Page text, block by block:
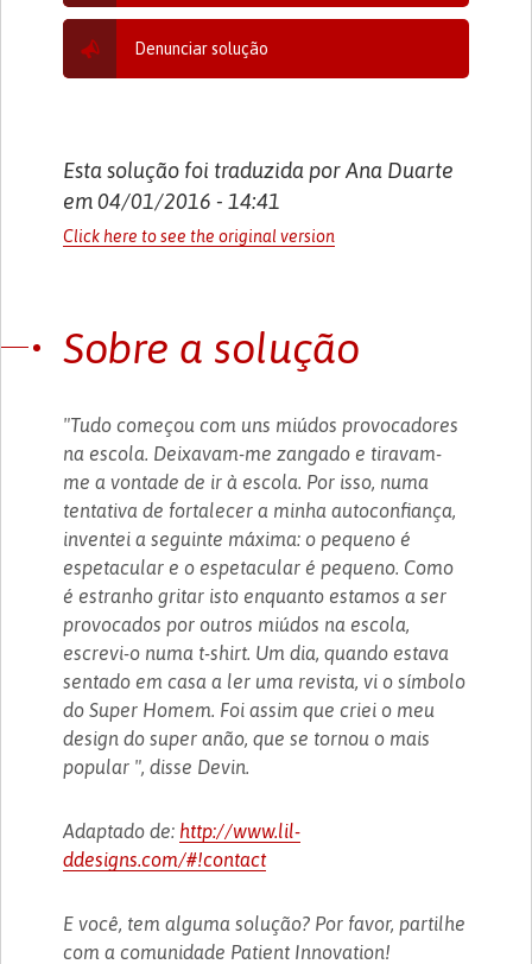
Denunciar solução
Esta solução foi traduzida por Ana Duarte
em 04/01/2016 - 14:41
Click here to see the original version
Sobre a solução
"Tudo começou com uns miúdos provocadores
na escola. Deixavam-me zangado e tiravam-
me a vontade de ir à escola. Por isso, numa
tentativa de fortalecer a minha autoconfiança,
inventei a seguinte máxima: o pequeno é
espetacular e o espetacular é pequeno. Como
é estranho gritar isto enquanto estamos a ser
provocados por outros miúdos na escola,
escrevi-o numa t-shirt. Um dia, quando estava
sentado em casa a ler uma revista, vi o símbolo
do Super Homem. Foi assim que criei o meu
design do super anão, que se tornou o mais
popular ", disse Devin.
Adaptado de: http://www.lil-
ddesigns.com/#!contact
E você, tem alguma solução? Por favor, partilhe
com a comunidade Patient Innovation!